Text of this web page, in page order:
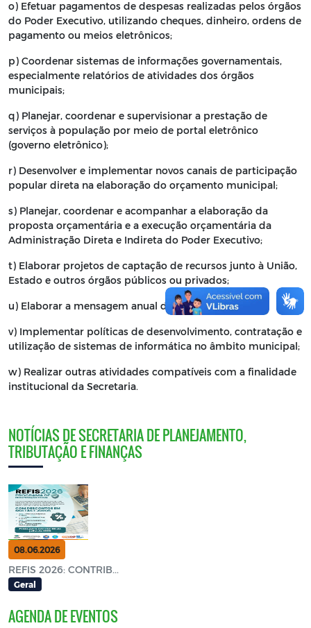
o) Efetuar pagamentos de despesas realizadas pelos órgãos
do Poder Executivo, utilizando cheques, dinheiro, ordens de
pagamento ou meios eletrônicos;
p) Coordenar sistemas de informações governamentais,
especialmente relatórios de atividades dos órgãos
municipais;
q) Planejar, coordenar e supervisionar a prestação de
serviços à população por meio de portal eletrônico
(governo eletrônico);
r) Desenvolver e implementar novos canais de participação
popular direta na elaboração do orçamento municipal;
s) Planejar, coordenar e acompanhar a elaboração da
proposta orçamentária e a execução orçamentária da
Administração Direta e Indireta do Poder Executivo;
t) Elaborar projetos de captação de recursos junto à União,
Estado e outros órgãos públicos ou privados;
u) Elaborar a mensagem anual do Prefeito;
v) Implementar políticas de desenvolvimento, contratação e
utilização de sistemas de informática no âmbito municipal;
w) Realizar outras atividades compatíveis com a finalidade
institucional da Secretaria.
NOTÍCIAS DE SECRETARIA DE PLANEJAMENTO,
TRIBUTAÇÃO E FINANÇAS
08.06.2026
REFIS 2026: CONTRIB...
Geral
AGENDA DE EVENTOS